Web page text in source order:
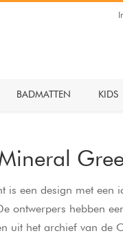
BADMATTEN KIDS
is een design met een
ontwerpers hebben
uit het archief van de